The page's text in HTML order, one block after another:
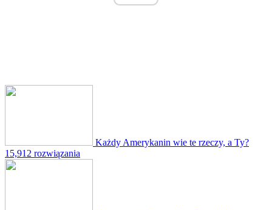
Każdy Amerykanin wie te rzeczy, a Ty?
15,912 rozwiązania